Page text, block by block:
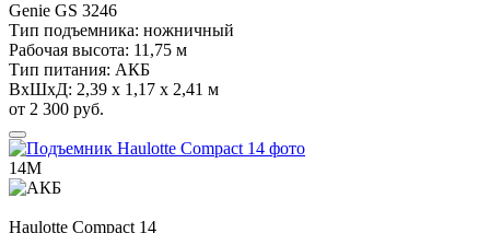
Genie GS 3246
Тип подъемника: ножничный
Рабочая высота: 11,75 м
Тип питания: АКБ
ВхШхД: 2,39 х 1,17 х 2,41 м
от 2 300 руб.
14М
Haulotte Compact 14